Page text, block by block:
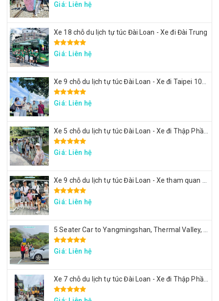
Giá: Liên hệ
Xe 18 chỗ du lịch tự túc Đài Loan - Xe đi Đài Trung
Giá: Liên hệ
Xe 9 chỗ du lịch tự túc Đài Loan - Xe đi Taipei 101, lâu đài Mr. Brown, ngắm đảo Rùa Nghi Lan
Giá: Liên hệ
Xe 5 chỗ du lịch tự túc Đài Loan - Xe đi Thập Phần, Cửu Phần
Giá: Liên hệ
Xe 9 chỗ du lịch tự túc Đài Loan - Xe tham quan 7 ngày theo hành trình yêu cầu
Giá: Liên hệ
5 Seater Car to Yangmingshan, Thermal Valley, Beitou
Giá: Liên hệ
Xe 7 chỗ du lịch tự túc Đài Loan - Xe đi Thập Phần, Cửu Phần, Cảng sắc màu